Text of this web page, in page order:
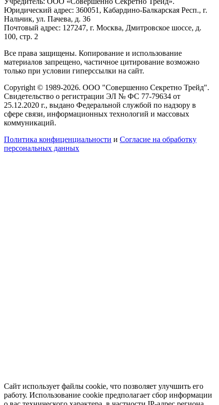
Юридический адрес: 360051, Кабардино-Балкарская Респ., г.
Нальчик, ул. Пачева, д. 36
Почтовый адрес: 127247, г. Москва, Дмитровское шоссе, д.
100, стр. 2
Все права защищены. Копирование и использование
материалов запрещено, частичное цитирование возможно
только при условии гиперссылки на сайт.
Copyright © 1989-2026. ООО "Совершенно Секретно Трейд".
Свидетельство о регистрации ЭЛ № ФС 77-79634 от
25.12.2020 г., выдано Федеральной службой по надзору в
сфере связи, информационных технологий и массовых
коммуникаций.
Политика конфиценциальности и Согласие на обработку
персональных данных
Сайт использует файлы cookie, что позволяет улучшить его
работу. Использование cookie предполагает сбор информации